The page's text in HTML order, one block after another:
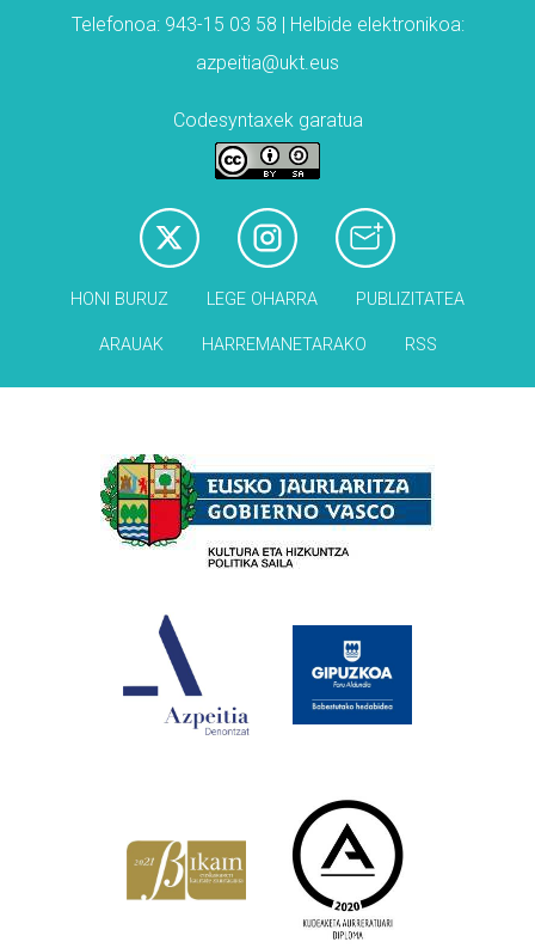
Telefonoa: 943-15 03 58 | Helbide elektronikoa:
azpeitia@ukt.eus
Codesyntaxek garatua
HONI BURUZ LEGE OHARRA PUBLIZITATEA
ARAUAK HARREMANETARAKO RSS